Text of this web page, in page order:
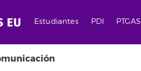
Estudiantes PDI PTGAS